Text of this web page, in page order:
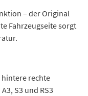
– der Original
Fahrzeugseite sorgt
rechte
S3 und RS3